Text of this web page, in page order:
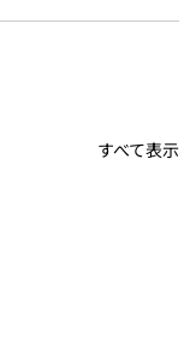
すべて表示